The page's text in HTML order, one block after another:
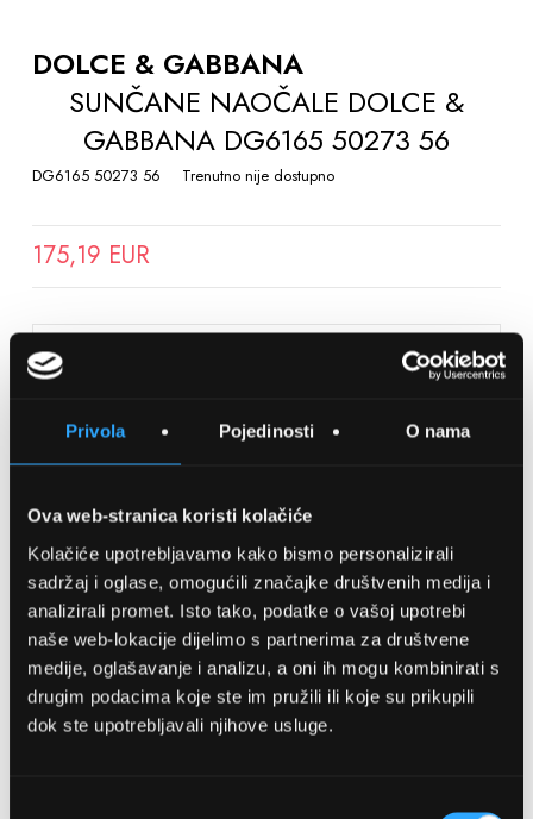
Privola Pojedinosti O nama
Ova web-stranica koristi kolačiće
Kolačiće upotrebljavamo kako bismo personalizirali
sadržaj i oglase, omogućili značajke društvenih medija i
analizirali promet. Isto tako, podatke o vašoj upotrebi
naše web-lokacije dijelimo s partnerima za društvene
medije, oglašavanje i analizu, a oni ih mogu kombinirati s
drugim podacima koje ste im pružili ili koje su prikupili
dok ste upotrebljavali njihove usluge.
THE
BEGINNING
GALLERY
DOLCE & GABBANA
SUNČANE NAOČALE DOLCE &
GABBANA DG6165 50273 56
DG6165 50273 56 Trenutno nije dostupno
175,19 EUR
SPREMITE NA LISTU ŽELJA
Detalji
OPTIKA NJEGO, POSLOVNICA 1